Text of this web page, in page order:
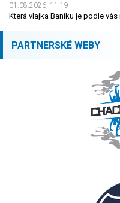
01.08.2026, 11.19
Která vlajka Baníku je podle vás
PARTNERSKÉ WEBY